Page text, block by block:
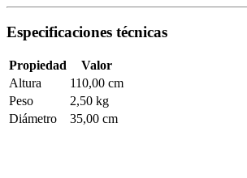
Especificaciones técnicas
Propiedad
Valor
Altura
110,00 cm
Peso
2,50 kg
Diámetro
35,00 cm